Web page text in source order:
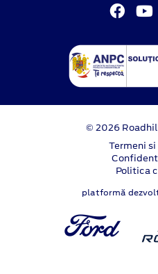
© 2026
Termeni
Politica
platformă